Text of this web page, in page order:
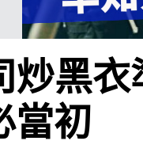
炒黑衣
當初